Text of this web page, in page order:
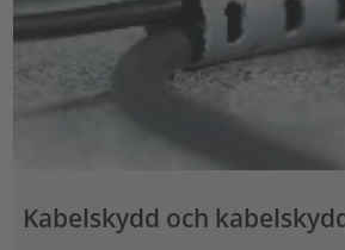
Kabelskydd och